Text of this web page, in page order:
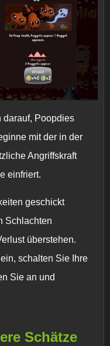
darauf, Poopdies
mit der in der
Angriffskraft
einfriert.
geschickt
Schlachten
überstehen.
schalten Sie Ihre
Sie an und
Schätze